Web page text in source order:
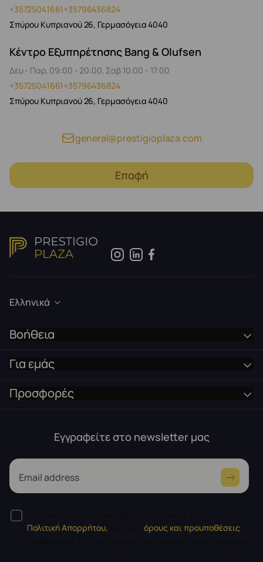
+35725041661+35796436824
Σπύρου Κυπριανού 26, Γερμασόγεια 4040
Κέντρο Εξυπηρέτησης Bang & Olufsen
Δευ - Παρ, 09:00 - 20:00, Σαβ 10:00 - 17:00
+35725041661+35796436824
Σπύρου Κυπριανού 26, Γερμασόγεια 4040
general@prestigioplaza.com
Επαφή
Ελληνικά
Βοήθεια
Για εμάς
Προσφορές
Εγγραφείτε στο newsletter μας
Email address
Πολιτική Απορρήτου,
όρους και προυποθέσεις